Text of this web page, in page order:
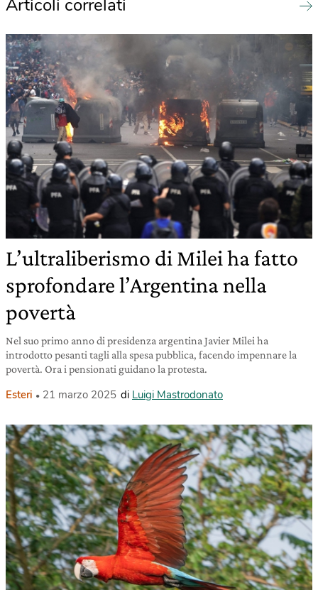
Articoli correlati
L’ultraliberismo di Milei ha fatto
sprofondare l’Argentina nella
povertà
Nel suo primo anno di presidenza argentina Javier Milei ha
introdotto pesanti tagli alla spesa pubblica, facendo impennare la
povertà. Ora i pensionati guidano la protesta.
Esteri 21 marzo 2025 di Luigi Mastrodonato